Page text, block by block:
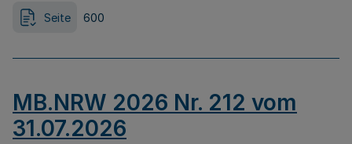
Seite 600
MB.NRW 2026 Nr. 212 vom
31.07.2026